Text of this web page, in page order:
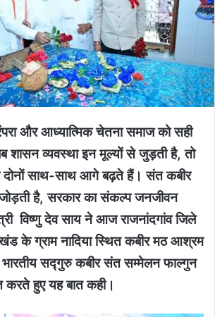
और आध्यात्मिक चेतना समाज को सही
शासन व्यवस्था इन मूल्यों से जुड़ती है, तो
दोनों साथ-साथ आगे बढ़ते हैं। संत कबीर
है, सरकार का संकल्प जनजीवन
विष्णु देव साय ने आज राजनांदगांव जिले
के ग्राम नादिया स्थित कबीर मठ आश्रम
सद्गुरु कबीर संत सम्मेलन फाल्गुन
करते हुए यह बात कही।